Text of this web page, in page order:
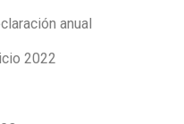
anual
2022